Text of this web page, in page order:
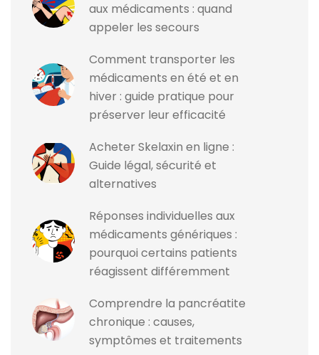
aux médicaments : quand
appeler les secours
Comment transporter les
médicaments en été et en
hiver : guide pratique pour
préserver leur efficacité
Acheter Skelaxin en ligne :
Guide légal, sécurité et
alternatives
Réponses individuelles aux
médicaments génériques :
pourquoi certains patients
réagissent différemment
Comprendre la pancréatite
chronique : causes,
symptômes et traitements